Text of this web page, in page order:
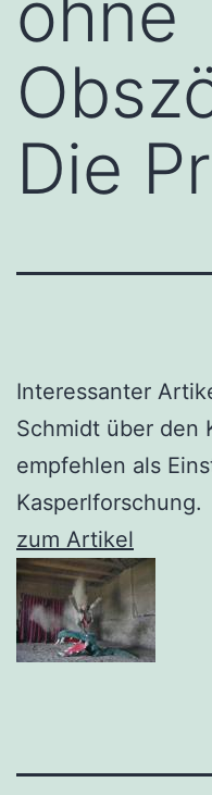
Die
Interessanter
Schmidt über den
empfehlen als
Kasperlforschung.
zum Artikel